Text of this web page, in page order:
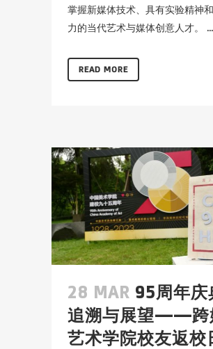
掌握新媒体技术、具有实验精神
力的当代艺术与媒体创意人才。 ...
READ MORE
28 MAR 95周年庆
追溯与展望——跨
艺术学院校友返校